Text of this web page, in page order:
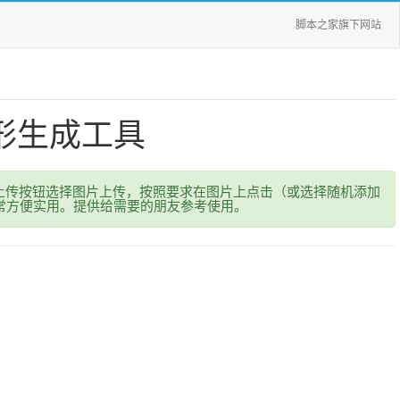
脚本之家旗下网站
生成工具
按钮选择图片上传，按照要求在图片上点击（或选择随机添加
便实用。提供给需要的朋友参考使用。